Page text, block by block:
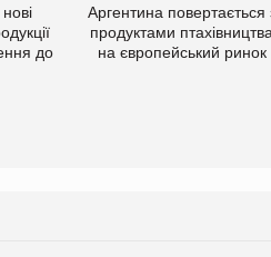
до
Аргентина повертається
продуктами птахівництва
на європейський ринок